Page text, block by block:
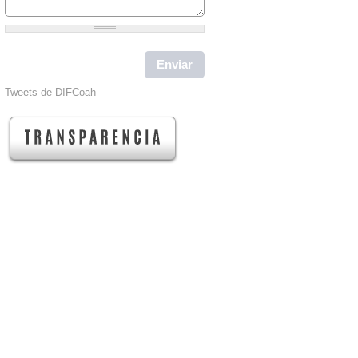
Tweets de DIFCoah